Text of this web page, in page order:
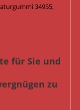
34955,
für Sie und
zu